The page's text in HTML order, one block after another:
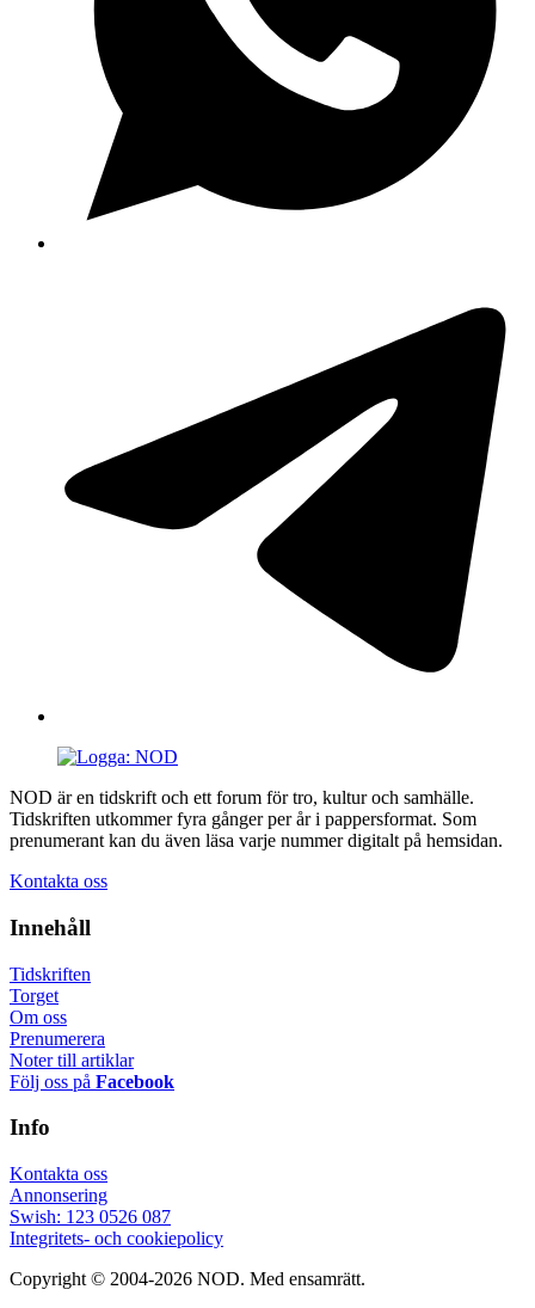
NOD är en tidskrift och ett forum för tro, kultur och samhälle.
Tidskriften utkommer fyra gånger per år i pappersformat. Som
prenumerant kan du även läsa varje nummer digitalt på hemsidan.
Kontakta oss
Innehåll
Tidskriften
Torget
Om oss
Prenumerera
Noter till artiklar
Följ oss på Facebook
Info
Kontakta oss
Annonsering
Swish: 123 0526 087
Integritets- och cookiepolicy
Copyright © 2004-2026 NOD. Med ensamrätt.